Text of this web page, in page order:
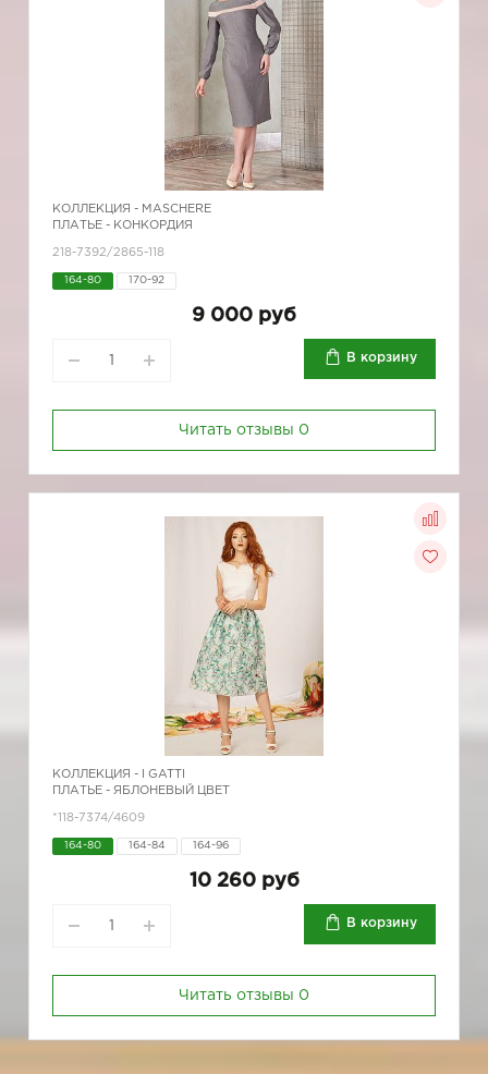
КОЛЛЕКЦИЯ - MASCHERE
ПЛАТЬЕ - КОНКОРДИЯ
218-7392/2865-118
164-80 170-92
9 000 руб
В корзину
Читать отзывы 0
КОЛЛЕКЦИЯ -
I GATTI
ПЛАТЬЕ - ЯБЛОНЕВЫЙ ЦВЕТ
*118-7374/4609
164-80 164-84 164-96
10 260 руб
В корзину
Читать отзывы 0